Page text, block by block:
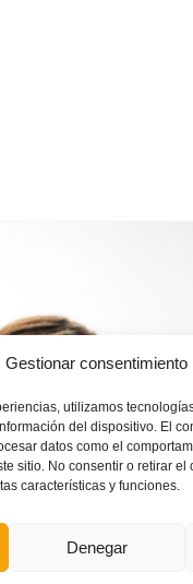
Gestionar consentimiento
utilizamos
del dispositivo. El
datos como el
sitio. No consentir o retirar el
características y funciones.
Denegar